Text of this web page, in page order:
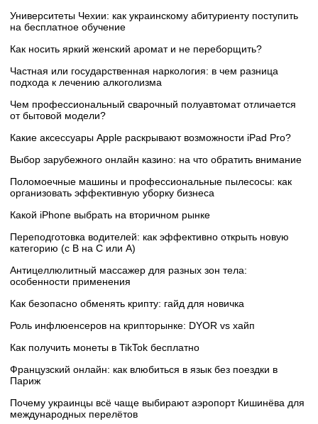
Университеты Чехии: как украинскому абитуриенту поступить
на бесплатное обучение
Как носить яркий женский аромат и не переборщить?
Частная или государственная наркология: в чем разница
подхода к лечению алкоголизма
Чем профессиональный сварочный полуавтомат отличается
от бытовой модели?
Какие аксессуары Apple раскрывают возможности iPad Pro?
Выбор зарубежного онлайн казино: на что обратить внимание
Поломоечные машины и профессиональные пылесосы: как
организовать эффективную уборку бизнеса
Какой iPhone выбрать на вторичном рынке
Переподготовка водителей: как эффективно открыть новую
категорию (с B на C или А)
Антицеллюлитный массажер для разных зон тела:
особенности применения
Как безопасно обменять крипту: гайд для новичка
Роль инфлюенсеров на крипторынке: DYOR vs хайп
Как получить монеты в TikTok бесплатно
Французский онлайн: как влюбиться в язык без поездки в
Париж
Почему украинцы всё чаще выбирают аэропорт Кишинёва для
международных перелётов